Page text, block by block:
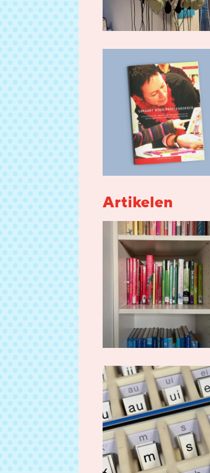
Artikelen